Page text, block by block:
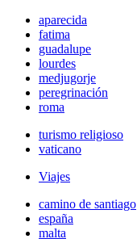
aparecida
fatima
guadalupe
lourdes
medjugorje
peregrinación
roma
turismo religioso
vaticano
Viajes
camino de santiago
españa
malta